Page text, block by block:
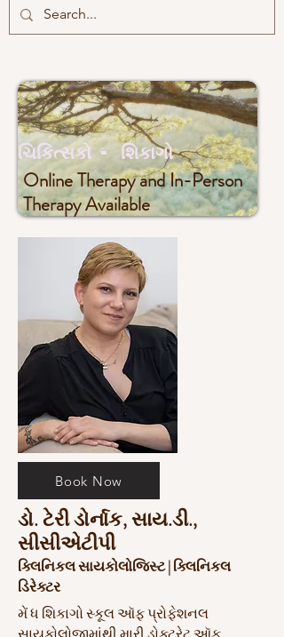
ચિકિત્સકો - શિકાગો
Online Therapy and In-Person
Therapy Available
Book Now
ડો. ટેરી ડોર્નાક, સાય.ડી.,
સીસીએટીપી
ક્લિનિકલ સાયકોલોજિસ્ટ | ક્લિનિકલ
ડિરેક્ટર
મેં ધ શિકાગો સ્કૂલ ઑફ પ્રોફેશનલ